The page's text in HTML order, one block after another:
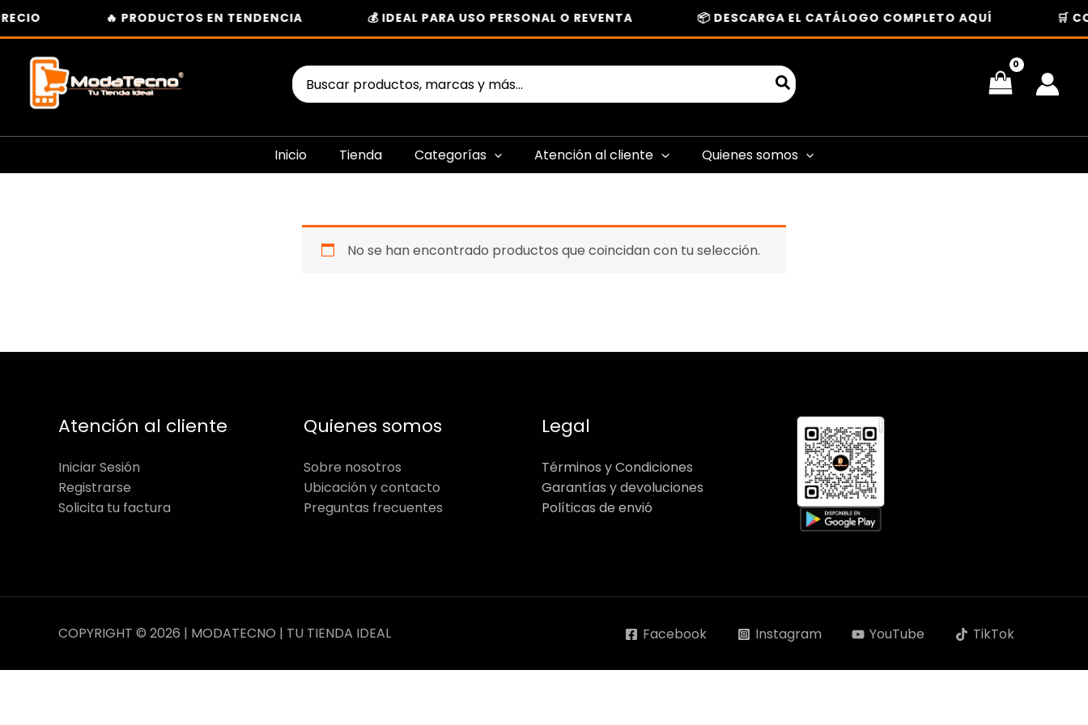
🔥 PRODUCTOS EN TENDENCIA 💰 IDEAL PARA USO PERSONAL O REVENTA 📦 DESCARGA EL CATÁLOGO COMPLETO AQUÍ 🛒
Ir
Buscar
por:
Inicio Tienda Categorías Atención al cliente Quienes somos
No se han encontrado productos que coincidan con tu selección.
Atención al cliente
Iniciar Sesión
Registrarse
Solicita tu factura
Quienes somos
Sobre nosotros
Ubicación y contacto
Preguntas frecuentes
Legal
Términos y Condiciones
Garantías y devoluciones
Políticas de envió
COPYRIGHT © 2026 | MODATECNO | TU TIENDA IDEAL Facebook Instagram YouTube TikTok